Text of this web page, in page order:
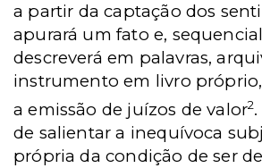
a partir da captação dos
apurará um fato e,
descreverá em palavras,
instrumento em livro
a emissão de juízos de valor2
de salientar a inequívoca
própria da condição de ser